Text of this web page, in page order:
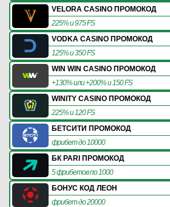
VELORA CASINO ПРОМОКОД
225% и 975 FS
VODKA CASINO ПРОМОКОД
125% и 350 FS
WIN WIN CASINO ПРОМОКОД
+130% или +200% и 150 FS
WINITY CASINO ПРОМОКОД
225% и 120 FS
БЕТСИТИ ПРОМОКОД
фрибет до 10000
БК PARI ПРОМОКОД
5 фрибетов по 1000
БОНУС КОД ЛЕОН
фрибет до 20000